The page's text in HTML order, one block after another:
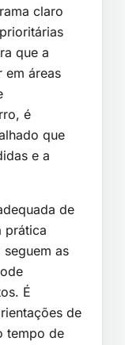
claro
que a
em áreas
é
que
e a
de
prática
as
É
de
tempo de